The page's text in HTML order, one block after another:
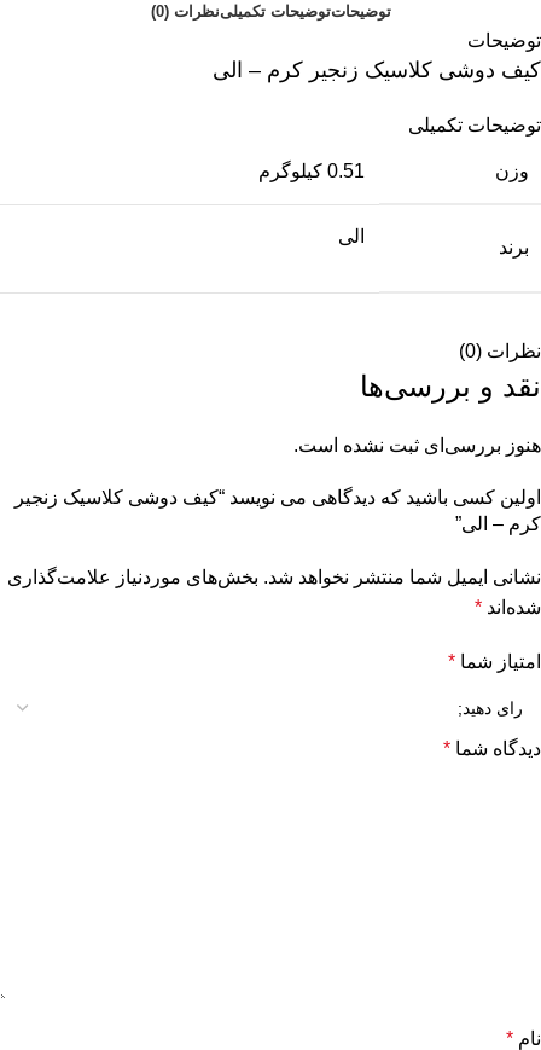
توضیحاتتوضیحات تکمیلینظرات (0)
توضیحات
کیف دوشی کلاسیک زنجیر کرم – الی
توضیحات تکمیلی
وزن 0.51 کیلوگرم
برند
الی
نظرات (0)
نقد و بررسی‌ها
هنوز بررسی‌ای ثبت نشده است.
اولین کسی باشید که دیدگاهی می نویسد “کیف دوشی کلاسیک زنجیر
کرم – الی”
نشانی ایمیل شما منتشر نخواهد شد. بخش‌های موردنیاز علامت‌گذاری
شده‌اند *
امتیاز شما *
دیدگاه شما *
نام *